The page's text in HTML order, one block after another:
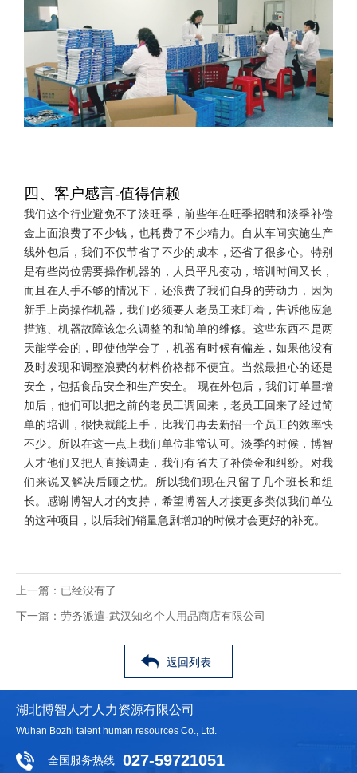
四、客户感言-值得信赖
我们这个行业避免不了淡旺季，前些年在旺季招聘和淡季补偿
金上面浪费了不少钱，也耗费了不少精力。自从车间实施生产
线外包后，我们不仅节省了不少的成本，还省了很多心。特别
是有些岗位需要操作机器的，人员平凡变动，培训时间又长，
而且在人手不够的情况下，还浪费了我们自身的劳动力，因为
新手上岗操作机器，我们必须要人老员工来盯着，告诉他应急
措施、机器故障该怎么调整的和简单的维修。这些东西不是两
天能学会的，即使他学会了，机器有时候有偏差，如果他没有
及时发现和调整浪费的材料价格都不便宜。当然最担心的还是
安全，包括食品安全和生产安全。 现在外包后，我们订单量增
加后，他们可以把之前的老员工调回来，老员工回来了经过简
单的培训，很快就能上手，比我们再去新招一个员工的效率快
不少。所以在这一点上我们单位非常认可。淡季的时候，博智
人才他们又把人直接调走，我们有省去了补偿金和纠纷。对我
们来说又解决后顾之忧。所以我们现在只留了几个班长和组
长。感谢博智人才的支持，希望博智人才接更多类似我们单位
的这种项目，以后我们销量急剧增加的时候才会更好的补充。
上一篇： 已经没有了
下一篇： 劳务派遣-武汉知名个人用品商店有限公司
返回列表
湖北博智人才人力资源有限公司
Wuhan Bozhi talent human resources Co., Ltd.
全国服务热线 027-59721051